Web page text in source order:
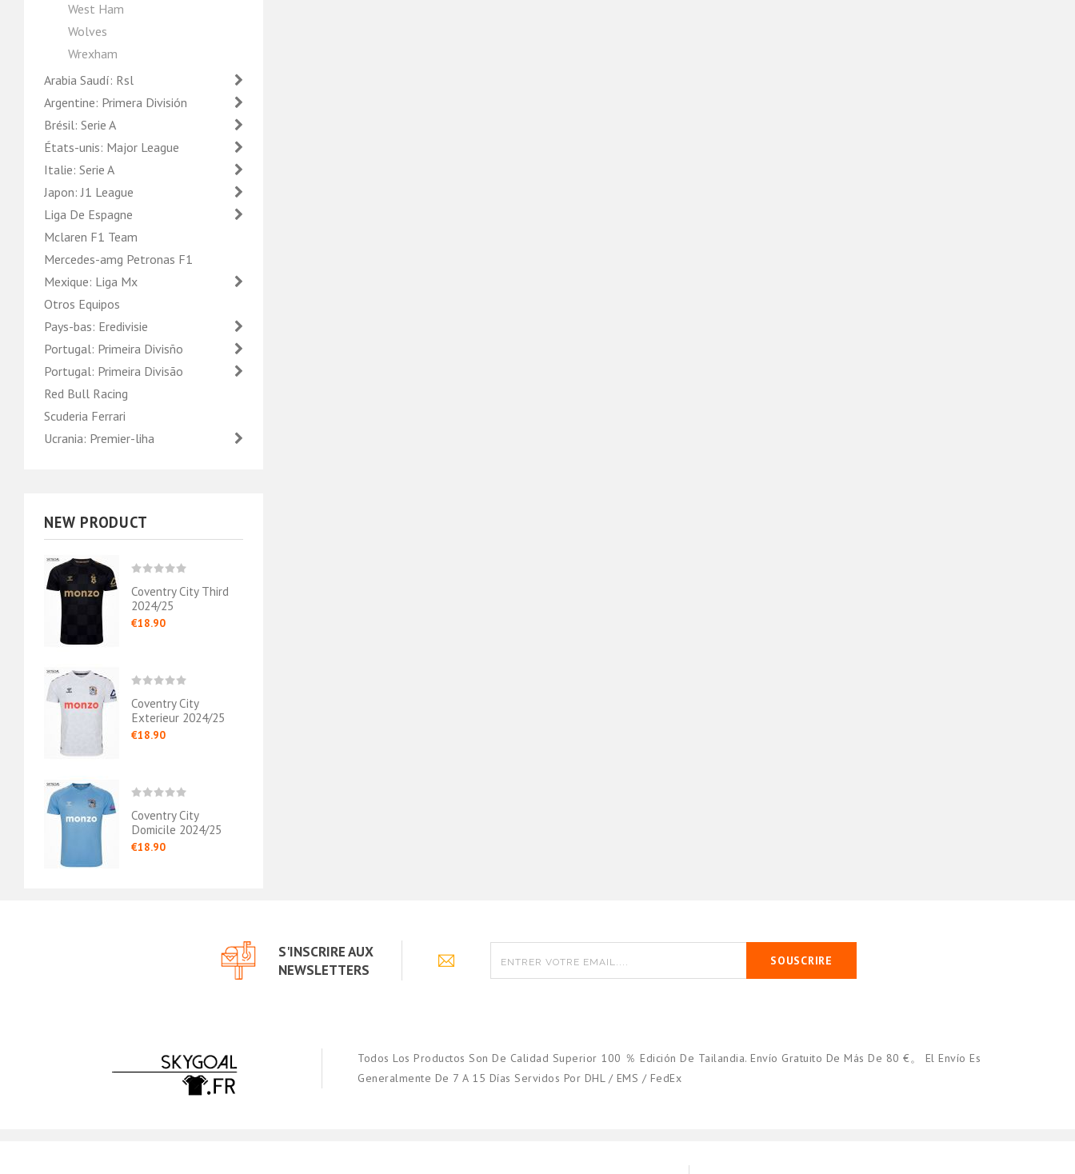
West Ham
Wolves
Wrexham
Arabia Saudí: Rsl
Argentine: Primera División
Brésil: Serie A
États-unis: Major League
Italie: Serie A
Japon: J1 League
Liga De Espagne
Mclaren F1 Team
Mercedes-amg Petronas F1
Mexique: Liga Mx
Otros Equipos
Pays-bas: Eredivisie
Portugal: Primeira Divisño
Portugal: Primeira Divisão
Red Bull Racing
Scuderia Ferrari
Ucrania: Premier-liha
NEW PRODUCT
Coventry City Third
2024/25
€18.90
Coventry City
Exterieur 2024/25
€18.90
Coventry City
Domicile 2024/25
€18.90
S'INSCRIRE AUX
NEWSLETTERS
SOUSCRIRE
Todos Los Productos Son De Calidad Superior 100 ％ Edición De Tailandia. Envío Gratuito De Más De 80 €。 El Envío Es
Generalmente De 7 A 15 Días Servidos Por DHL / EMS / FedEx